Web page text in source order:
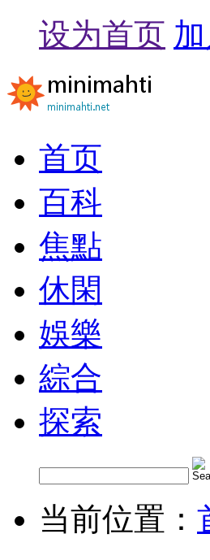
设为首页
首页
百科
焦點
休閑
娛樂
綜合
探索
当前位置：